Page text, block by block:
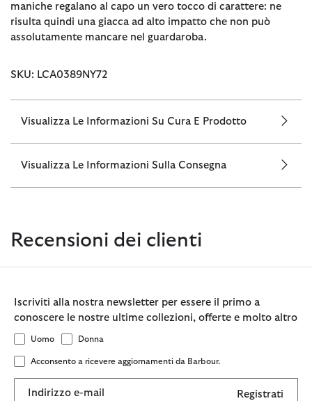
maniche regalano al capo un vero tocco di carattere: ne
risulta quindi una giacca ad alto impatto che non può
assolutamente mancare nel guardaroba.
SKU: LCA0389NY72
Visualizza Le Informazioni Su Cura E Prodotto
Visualizza Le Informazioni Sulla Consegna
Recensioni dei clienti
Iscriviti alla nostra newsletter per essere il primo a
conoscere le nostre ultime collezioni, offerte e molto altro
Uomo Donna
Acconsento a ricevere aggiornamenti da Barbour.
Indirizzo e-mail Registrati